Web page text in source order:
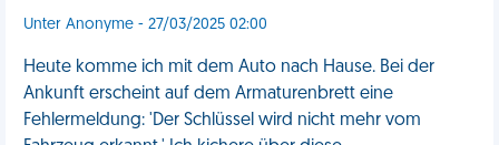
Unter Anonyme - 27/03/2025 02:00
Heute komme ich mit dem Auto nach Hause. Bei der
Ankunft erscheint auf dem Armaturenbrett eine
Fehlermeldung: 'Der Schlüssel wird nicht mehr vom